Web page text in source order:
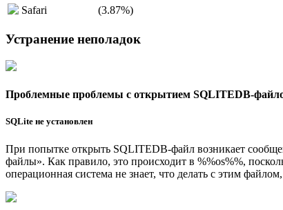
Safari
(3.87%)
Устранение неполадок
Проблемные проблемы с открытием SQLITEDB-
SQLite не установлен
При попытке открыть SQLITEDB-файл возникает
файлы». Как правило, это происходит в %%os%%,
операционная система не знает, что делать с этим